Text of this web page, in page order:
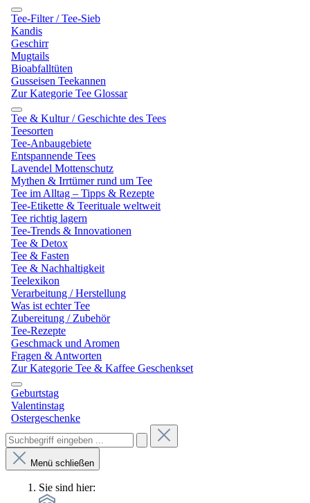
Tee-Filter / Tee-Sieb
Kandis
Geschirr
Mugtails
Bioabfalltüten
Gusseisen Teekannen
Zur Kategorie Tee Glossar
Tee & Kultur / Geschichte des Tees
Teesorten
Tee-Anbaugebiete
Entspannende Tees
Lavendel Mottenschutz
Mythen & Irrtümer rund um Tee
Tee im Alltag – Tipps & Rezepte
Tee-Etikette & Teerituale weltweit
Tee richtig lagern
Tee-Trends & Innovationen
Tee & Detox
Tee & Fasten
Tee & Nachhaltigkeit
Teelexikon
Verarbeitung / Herstellung
Was ist echter Tee
Zubereitung / Zubehör
Tee-Rezepte
Geschmack und Aromen
Fragen & Antworten
Zur Kategorie Tee & Kaffee Geschenkset
Geburtstag
Valentinstag
Ostergeschenke
Menü schließen
Sie sind hier: